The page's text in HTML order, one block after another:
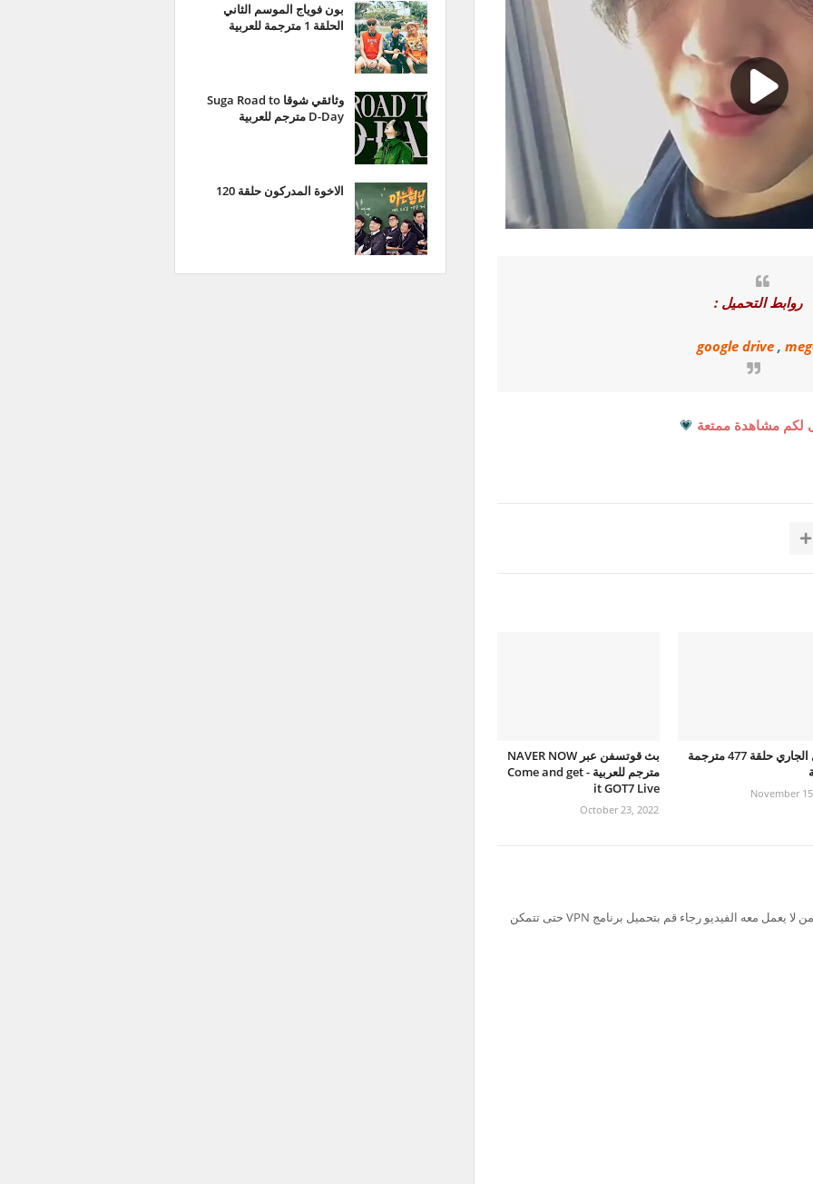
روابط التحميل :
google drive,
لكم مشاهدة ممتعة 💗
الرجل الجاري حلقة 477 مترجمة
November
بث قوتسفن عبر NAVER NOW
مترجم للعربية - Come and get
it GOT7 Live
October 23, 2022
تم حظر سيرفر Ok.ru في السعودية لذلك من لا يعمل معه الفيديو رجاء قم بتحميل برنامج VPN حتى تتمكن
بون فوياج الموسم الثاني
الحلقة 1 مترجمة للعربية
وثائقي شوقا Suga Road to
D-Day مترجم للعربية
الاخوة المدركون حلقة 120